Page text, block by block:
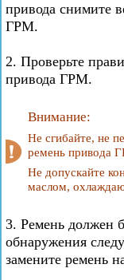
привода снимите
ГРМ.
2. Проверьте
привода ГРМ.
Внимание:
Не сгибайте, не
ремень привода
Не допускайте
маслом,
3. Ремень должен
обнаружения
замените ремень